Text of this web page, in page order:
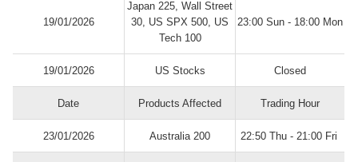
19/01/2026
Japan 225, Wall Street
30, US SPX 500, US
Tech 100
23:00 Sun - 18:00 Mon
19/01/2026 US Stocks Closed
Date Products Affected Trading Hour
23/01/2026 Australia 200 22:50 Thu - 21:00 Fri